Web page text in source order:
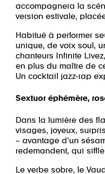
accompagnera la
version estivale,
Habitué à performer
unique, de voix soul,
chanteurs Infinite
en plus du maître de
Un cocktail jazz-rap
Sextuor éphémère,
Dans la lumière des
visages, joyeux,
– avantage d’un
redemandent, qui
Le verbe sobre, le